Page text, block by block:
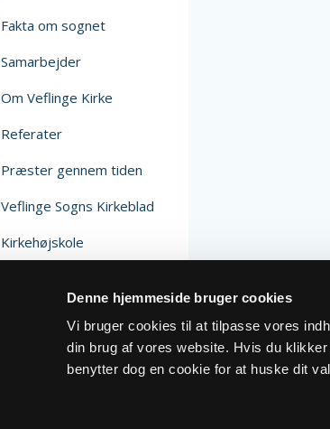
Denne hjemmeside bruger cookies
Vi bruger cookies til at tilpasse vores
din brug af vores website. Hvis du
benytter dog en cookie for at huske dit
Fakta om sognet
Samarbejder
Om Veflinge Kirke
Referater
Præster gennem tiden
Veflinge Sogns Kirkeblad
Kirkehøjskole